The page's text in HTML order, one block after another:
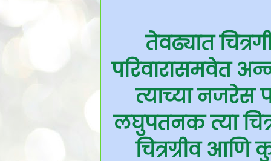
तेवढ्यात
परिवारासमवेत
त्याच्या नजरेस
लघुपतनक त्या
चित्रग्रीव